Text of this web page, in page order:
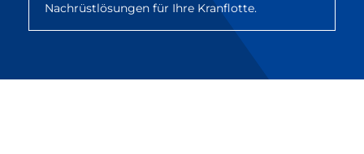
Nachrüstlösungen für Ihre Kranflotte.